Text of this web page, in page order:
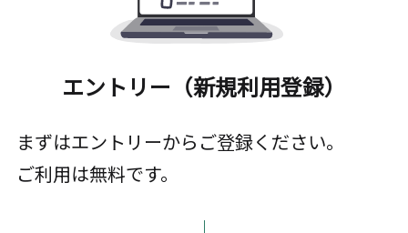
エントリー（新規利用登録）
まずはエントリーからご登録ください。
ご利用は無料です。